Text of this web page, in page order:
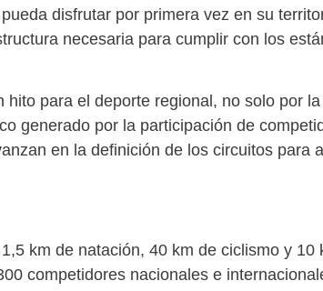
disfrutar por primera vez en su
necesaria para cumplir con los
hito para el deporte regional, no solo por
generado por la participación de
en la definición de los circuitos para
km de natación, 40 km de ciclismo y 10
competidores nacionales e